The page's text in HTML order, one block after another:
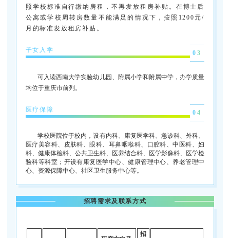
照学校标准自行缴纳房租，不再发放租房补贴。在博士后
公寓或学校周转房数量不能满足的情况下，按照1200元/
月的标准发放租房补贴。
子女入学 03
可入读西南大学实验幼儿园、附属小学和附属中学，办学质量
均位于重庆市前列。
医疗保障 04
学校医院位于校内，设有内科、康复医学科、急诊科、外科、
医疗美容科、皮肤科、眼科、耳鼻咽喉科、口腔科、中医科、妇
科、健康体检科、公共卫生科、医养结合科、医学影像科、医学检
验科等科室；开设有康复医学中心、健康管理中心、养老管理中
心、资源保障中心、社区卫生服务中心等。
招聘需求及联系方式
招